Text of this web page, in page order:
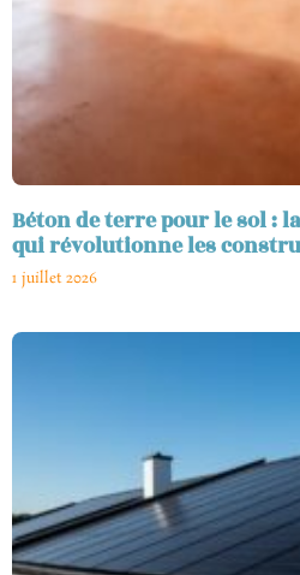
Béton de terre pour le sol :
qui révolutionne les
1 juillet 2026